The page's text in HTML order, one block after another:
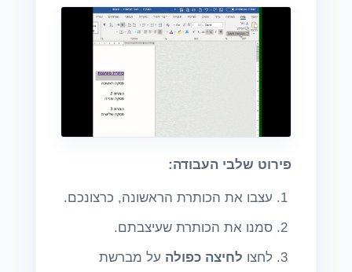
פירוט שלבי העבודה:
עצבו את הכותרת הראשונה, כרצונכם.
סמנו את הכותרת שעיצבתם.
לחצו לחיצה כפולה על מברשת